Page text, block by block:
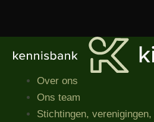
Over ons
Ons team
Stichtingen,